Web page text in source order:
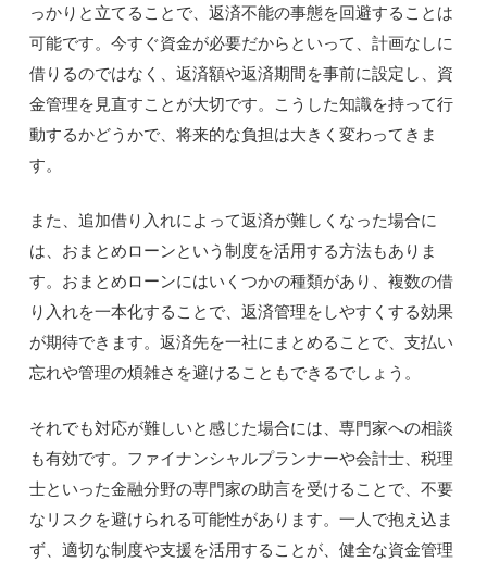
っかりと立てることで、返済不能の事態を回避することは
可能です。今すぐ資金が必要だからといって、計画なしに
借りるのではなく、返済額や返済期間を事前に設定し、資
金管理を見直すことが大切です。こうした知識を持って行
動するかどうかで、将来的な負担は大きく変わってきま
す。
また、追加借り入れによって返済が難しくなった場合に
は、おまとめローンという制度を活用する方法もありま
す。おまとめローンにはいくつかの種類があり、複数の借
り入れを一本化することで、返済管理をしやすくする効果
が期待できます。返済先を一社にまとめることで、支払い
忘れや管理の煩雑さを避けることもできるでしょう。
それでも対応が難しいと感じた場合には、専門家への相談
も有効です。ファイナンシャルプランナーや会計士、税理
士といった金融分野の専門家の助言を受けることで、不要
なリスクを避けられる可能性があります。一人で抱え込ま
ず、適切な制度や支援を活用することが、健全な資金管理